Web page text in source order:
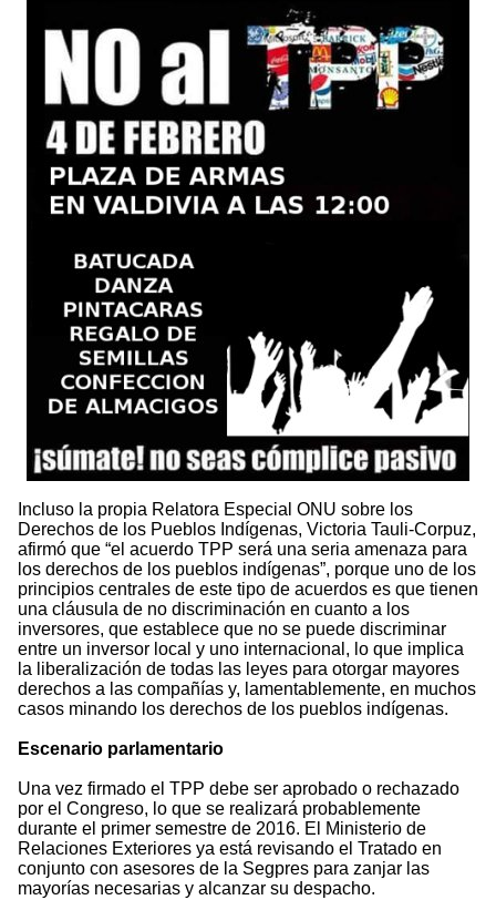
Incluso la propia Relatora Especial ONU sobre los
Derechos de los Pueblos Indígenas, Victoria Tauli-Corpuz,
afirmó que “el acuerdo TPP será una seria amenaza para
los derechos de los pueblos indígenas”, porque uno de los
principios centrales de este tipo de acuerdos es que tienen
una cláusula de no discriminación en cuanto a los
inversores, que establece que no se puede discriminar
entre un inversor local y uno internacional, lo que implica
la liberalización de todas las leyes para otorgar mayores
derechos a las compañías y, lamentablemente, en muchos
casos minando los derechos de los pueblos indígenas.
Escenario parlamentario
Una vez firmado el TPP debe ser aprobado o rechazado
por el Congreso, lo que se realizará probablemente
durante el primer semestre de 2016. El Ministerio de
Relaciones Exteriores ya está revisando el Tratado en
conjunto con asesores de la Segpres para zanjar las
mayorías necesarias y alcanzar su despacho.